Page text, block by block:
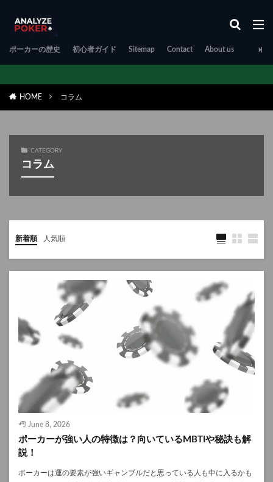
ポーカーの歴史 初心者ガイド Sitemap Contact About us
HOME コラム
CATEGORY
コラム
新着順 人気順
June 8, 2026
ポーカーが強い人の特徴は？向いているMBTIや秘訣も解
説！
ポーカーは運の要素が強いギャンブルだと思っている人も中に入るかも